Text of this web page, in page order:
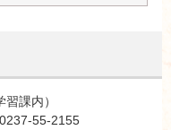
課内）
55-2155